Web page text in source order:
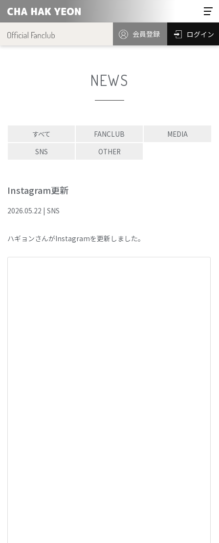
会員登録 ログイン
NEWS
すべて FANCLUB
MEDIA
SNS
OTHER
Instagram更新
2026.05.22 | SNS
ハギョンさんがInstagramを更新しました。